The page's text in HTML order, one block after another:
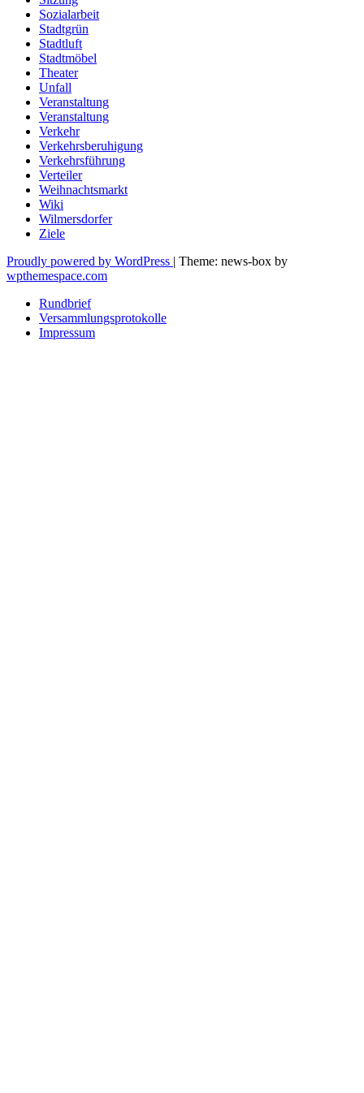
Sozialarbeit
Stadtgrün
Stadtluft
Stadtmöbel
Theater
Unfall
Veranstaltung
Veranstaltung
Verkehr
Verkehrsberuhigung
Verkehrsführung
Verteiler
Weihnachtsmarkt
Wiki
Wilmersdorfer
Ziele
Proudly powered by WordPress | Theme: news-box by
wpthemespace.com
Rundbrief
Versammlungsprotokolle
Impressum